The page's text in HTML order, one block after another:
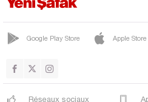
Google Play Store Apple Store
Réseaux sociaux